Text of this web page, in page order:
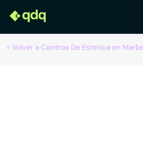
Volver a Centros De Estetica en